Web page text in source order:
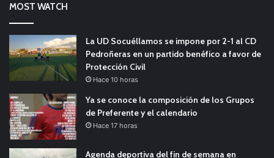
MOST WATCH
La UD Socuéllamos se impone por 2-1 al CD
Pedroñeras en un partido benéfico a favor de
Protección Civil
Hace 10 horas
Ya se conoce la composición de los Grupos
de Preferente y el calendario
Hace 17 horas
Agenda deportiva del fin de semana en